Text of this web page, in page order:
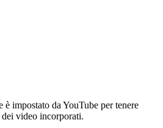
è impostato da YouTube per tenere
video incorporati.